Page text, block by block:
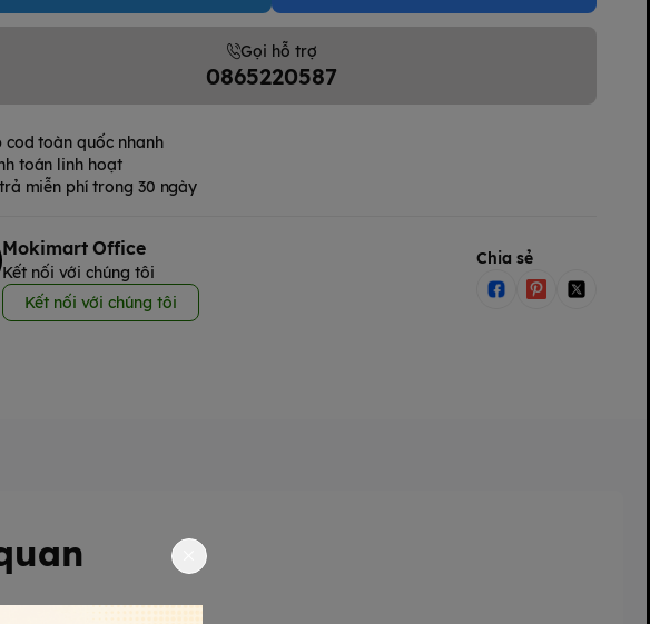
Gọi hỗ trợ
0865220587
cod toàn quốc nhanh
toán linh hoạt
miễn phí trong 30 ngày
Mokimart Office
Kết nối với chúng tôi
Kết nối với chúng tôi
Chia sẻ